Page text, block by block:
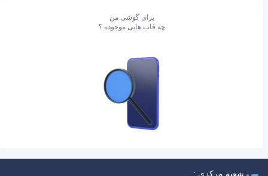
برای گوشی من
چه قاب هایی موجوده ؟
شعبه مرکزی :